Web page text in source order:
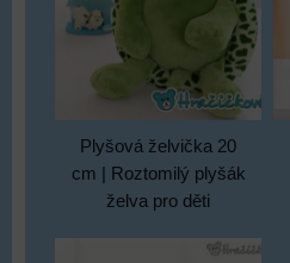
Plyšová želvička 20
cm | Roztomilý plyšák
želva pro děti